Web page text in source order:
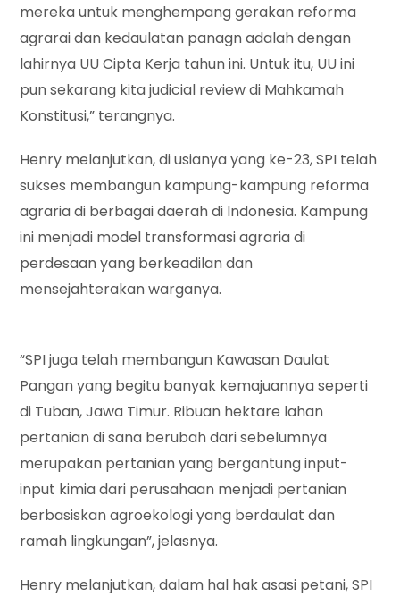
mereka untuk menghempang gerakan reforma
agrarai dan kedaulatan panagn adalah dengan
lahirnya UU Cipta Kerja tahun ini. Untuk itu, UU ini
pun sekarang kita judicial review di Mahkamah
Konstitusi,” terangnya.
Henry melanjutkan, di usianya yang ke-23, SPI telah
sukses membangun kampung-kampung reforma
agraria di berbagai daerah di Indonesia. Kampung
ini menjadi model transformasi agraria di
perdesaan yang berkeadilan dan
mensejahterakan warganya.
“SPI juga telah membangun Kawasan Daulat
Pangan yang begitu banyak kemajuannya seperti
di Tuban, Jawa Timur. Ribuan hektare lahan
pertanian di sana berubah dari sebelumnya
merupakan pertanian yang bergantung input-
input kimia dari perusahaan menjadi pertanian
berbasiskan agroekologi yang berdaulat dan
ramah lingkungan”, jelasnya.
Henry melanjutkan, dalam hal hak asasi petani, SPI